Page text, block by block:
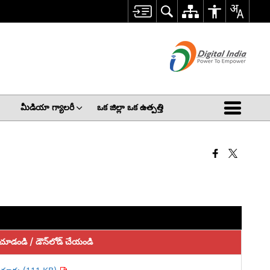
మీడియా గ్యాలరీ ఒక జిల్లా ఒక ఉత్పత్తి
/ డౌన్‌లోడ్ చేయండి